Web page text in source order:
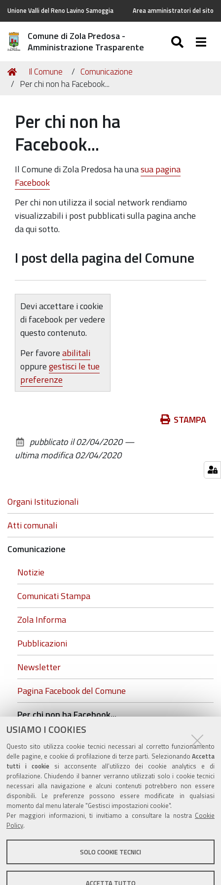
USIAMO I COOKIES
Questo sito utilizza cookie tecnici necessari al corretto funzionamento
delle pagine, e cookie di profilazione di terze parti. Selezionando Accetta
tutti i cookiesi acconsente all’utilizzo dei cookie analytics e di
profilazione. Chiudendo il banner verranno utilizzati solo i cookie tecnici
necessari alla navigazione e alcuni contenuti potrebbero non essere
disponibili. Le preferenze possono essere modificate in qualsiasi
momento dal menu laterale "Gestisci impostazioni cookie".
Per maggiori informazioni, ti invitiamo a consultare la nostra Cookie
Policy.
SOLO COOKIE TECNICI
ACCETTA TUTTO
Unione Valli del Reno Lavino Samoggia Area amministratori del sito
Comune di Zola Predosa -
Amministrazione Trasparente
Tu
sei
Home
Il Comune
Comunicazione
Per chi non ha Facebook...
Per chi non ha
Facebook...
Il Comune di Zola Predosa ha unasua pagina
Facebook
Per chi non utilizza il social network rendiamo
visualizzabili i post pubblicati sulla pagina anche
da qui sotto.
I post della pagina del Comune
Devi accettare i cookie
di facebook per vedere
questo contenuto.
Per favoreabilitali
oppuregestisci le tue
preferenze
documento
STAMPA
pubblicato il02/04/2020—
ultima modifica02/04/2020
Navigazione
Organi Istituzionali
Atti comunali
Comunicazione
Notizie
Comunicati Stampa
Zola Informa
Pubblicazioni
Newsletter
Pagina Facebook del Comune
Per chi non ha Facebook...
ZolaGram - il canale Telegram del Comune di Zola
Predosa
Valuta questo sito
Sito istituzionale Comune di Zola Predosa